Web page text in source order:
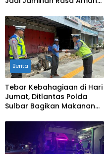
Mamuju
Berita
Tebar Kebahagiaan di Hari
Jumat, Ditlantas Polda
Sulbar Bagikan Makanan
Jalanan